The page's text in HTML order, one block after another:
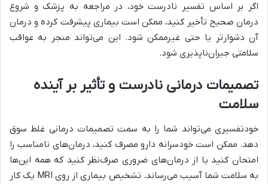
اگر بر اساس تفسیر نادرست خود، در مراجعه به پزشک و شروع
درمان صحیح تأخیر کنید، ممکن است بیماری پیشرفت کرده و درمان
آن دشوارتر یا حتی غیرممکن شود. این می‌تواند منجر به عواقب
سلامتی جبران‌ناپذیری شود.
تصمیمات درمانی نادرست و تأثیر بر آینده
سلامت
خودتفسيری می‌تواند شما را به سمت تصمیمات درمانی غلط سوق
دهد. ممکن است خودسرانه دارو مصرف کنید، درمان‌های نامناسب را
امتحان کنید یا از درمان‌های ضروری صرف‌نظر کنید که همه این‌ها
به سلامت شما آسیب می‌رساند. تشخیص بیماری از روی MRI یک کار